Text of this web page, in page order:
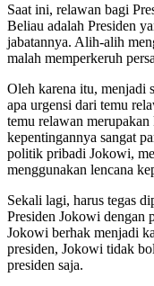
Saat ini, relawan bagi
Beliau adalah Presiden
jabatannya. Alih-alih
malah memperkeruh
Oleh karena itu, menjadi
apa urgensi dari temu
temu relawan merupakan
kepentingannya sangat
politik pribadi Jokowi,
menggunakan lencana
Sekali lagi, harus tegas
Presiden Jokowi dengan
Jokowi berhak menjadi
presiden, Jokowi tidak
presiden saja.